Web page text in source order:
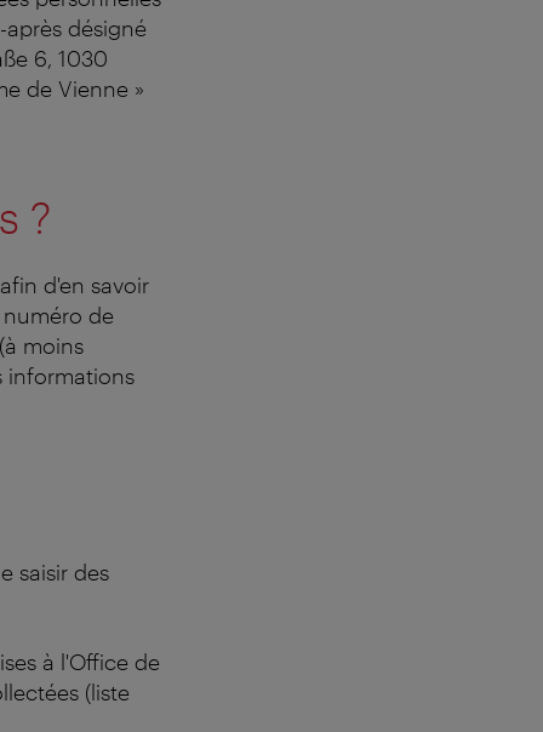
désigné
6, 1030
de Vienne »
?
d'en savoir
numéro de
moins
informations
saisir des
à l'Office de
(liste